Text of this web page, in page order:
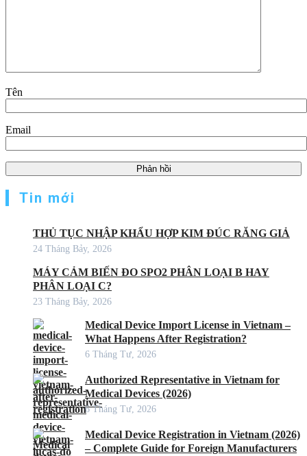
Tên
Email
Tin mới
THỦ TỤC NHẬP KHẨU HỢP KIM ĐÚC RĂNG GIẢ
24 Tháng Bảy, 2026
MÁY CẢM BIẾN ĐO SPO2 PHÂN LOẠI B HAY
PHÂN LOẠI C?
23 Tháng Bảy, 2026
Medical Device Import License in Vietnam –
What Happens After Registration?
6 Tháng Tư, 2026
Authorized Representative in Vietnam for
Medical Devices (2026)
6 Tháng Tư, 2026
Medical Device Registration in Vietnam (2026)
– Complete Guide for Foreign Manufacturers